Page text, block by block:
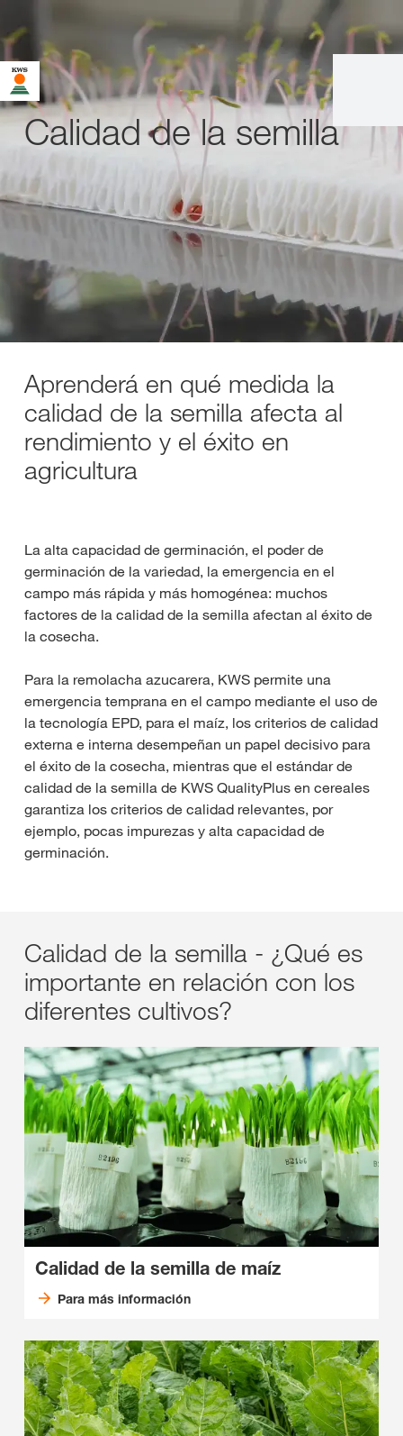
Calidad de la semilla
Aprenderá en qué medida la
calidad de la semilla afecta al
rendimiento y el éxito en
agricultura
La alta capacidad de germinación, el poder de
germinación de la variedad, la emergencia en el
campo más rápida y más homogénea: muchos
factores de la calidad de la semilla afectan al éxito de
la cosecha.
Para la remolacha azucarera, KWS permite una
emergencia temprana en el campo mediante el uso de
la tecnología EPD, para el maíz, los criterios de calidad
externa e interna desempeñan un papel decisivo para
el éxito de la cosecha, mientras que el estándar de
calidad de la semilla de KWS QualityPlus en cereales
garantiza los criterios de calidad relevantes, por
ejemplo, pocas impurezas y alta capacidad de
germinación.
Calidad de la semilla - ¿Qué es
importante en relación con los
diferentes cultivos?
Calidad de la semilla de maíz
Para más información